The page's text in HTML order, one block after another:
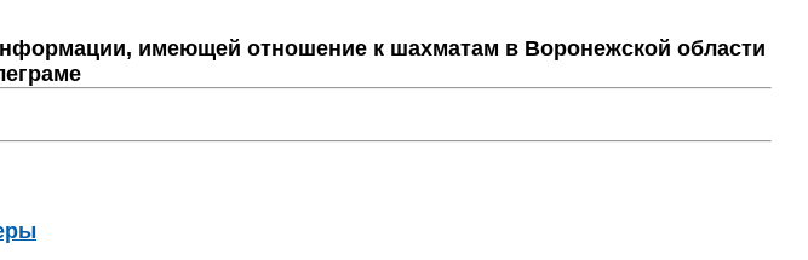
имеющей отношение к шахматам в Воронежской области